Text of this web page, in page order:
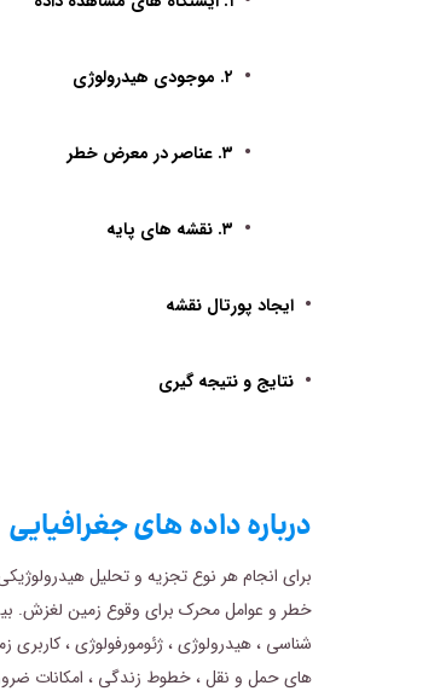
• ۲. موجودی هیدرولوژی
• ۳. عناصر در معرض خطر
• ۳. نقشه های پایه
• ایجاد پورتال نقشه
• نتایج و نتیجه گیری
درباره داده های جغرافیایی
برای انجام هر نوع تجزیه و تحلیل
خطر و عوامل محرک برای وقوع زمین لغزش.
شناسی ، هیدرولوژی ، ژئومورفولوژی ،
های حمل و نقل ، خطوط زندگی ، امکانات